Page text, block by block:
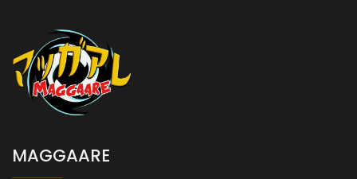
MAGGAARE